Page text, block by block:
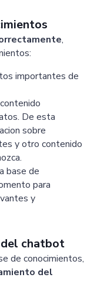
,
importantes de
De esta
sobre
y otro contenido
base de
para
y
chatbot
de conocimientos,
del